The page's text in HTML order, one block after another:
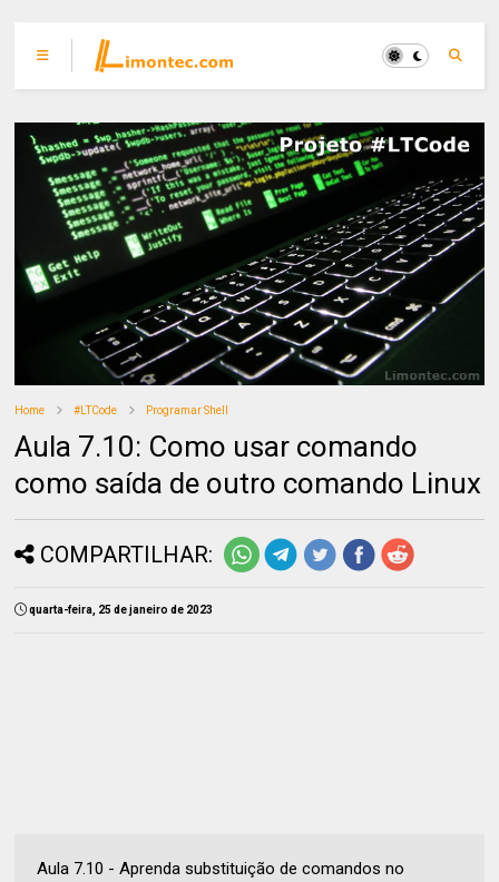
Home #LTCode Programar Shell
Aula 7.10: Como usar comando
como saída de outro comando Linux
COMPARTILHAR:
quarta-feira, 25 de janeiro de 2023
Aula 7.10 - Aprenda substituição de comandos no